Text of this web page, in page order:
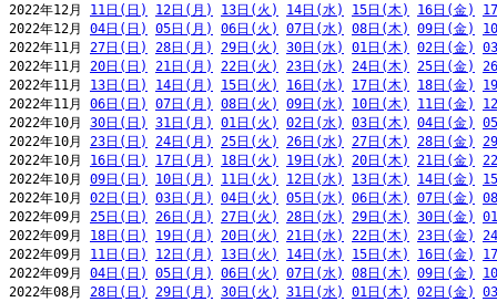
2022年12月 11日(日) 12日(月) 13日(火) 14日(水) 15日(木) 16日(金)
2022年12月 04日(日) 05日(月) 06日(火) 07日(水) 08日(木) 09日(金)
2022年11月 27日(日) 28日(月) 29日(火) 30日(水) 01日(木) 02日(金)
2022年11月 20日(日) 21日(月) 22日(火) 23日(水) 24日(木) 25日(金)
2022年11月 13日(日) 14日(月) 15日(火) 16日(水) 17日(木) 18日(金)
2022年11月 06日(日) 07日(月) 08日(火) 09日(水) 10日(木) 11日(金)
2022年10月 30日(日) 31日(月) 01日(火) 02日(水) 03日(木) 04日(金)
2022年10月 23日(日) 24日(月) 25日(火) 26日(水) 27日(木) 28日(金)
2022年10月 16日(日) 17日(月) 18日(火) 19日(水) 20日(木) 21日(金)
2022年10月 09日(日) 10日(月) 11日(火) 12日(水) 13日(木) 14日(金)
2022年10月 02日(日) 03日(月) 04日(火) 05日(水) 06日(木) 07日(金)
2022年09月 25日(日) 26日(月) 27日(火) 28日(水) 29日(木) 30日(金)
2022年09月 18日(日) 19日(月) 20日(火) 21日(水) 22日(木) 23日(金)
2022年09月 11日(日) 12日(月) 13日(火) 14日(水) 15日(木) 16日(金)
2022年09月 04日(日) 05日(月) 06日(火) 07日(水) 08日(木) 09日(金)
2022年08月 28日(日) 29日(月) 30日(火) 31日(水) 01日(木) 02日(金)